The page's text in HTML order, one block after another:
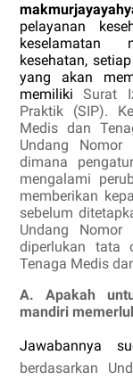
pelayanan
keselamatan
kesehatan,
yang akan
memilikiSurat
Praktik (SIP).
Medis dan
Undang
dimana
mengalami
memberikan
sebelum
Undang Nomor
diperlukan tata
Tenaga Medis
A. Apakah
mandiri
Jawabannya
berdasarkan